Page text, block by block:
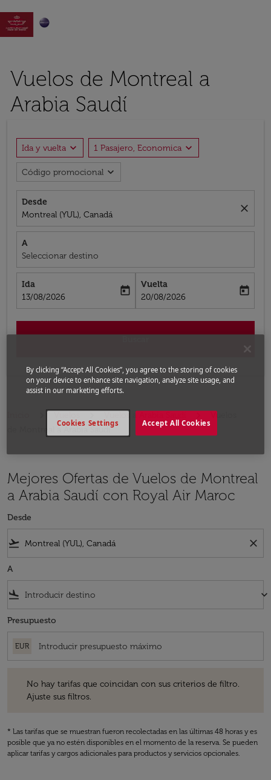

Vuelos de Montreal a
Arabia Saudí
Ida y vuelta expand_more 1 Pasajero, Economica expand_more
Código promocional expand_more
Desde
Montreal (YUL), Canadá
close
A
Seleccionar destino
Ida
fc-booking-departure-date-aria-label
13/08/2026
today
Vuelta
fc-booking-return-date-aria-label
20/08/2026
today
Vuelos a Arabia Saudí
Vuelos
Mejores Ofertas de Vuelos de Montreal
a Arabia Saudí con Royal Air Maroc
Desde
flight_takeoff close
A
flight_land keyboard_arrow_down
Presupuesto
EUR
No hay tarifas que coincidan con sus criterios de filtro.
Ajuste sus filtros.
* Las tarifas que se muestran fueron recolectadas en las últimas 48 horas y es
posible que ya no estén disponibles en el momento de la reserva. Se pueden
aplicar tarifas y cargos adicionales para productos y servicios opcionales.
By clicking “Accept All Cookies”, you agree to the storing of cookies
on your device to enhance site navigation, analyze site usage, and
assist in our marketing efforts.
Accept All Cookies
Cookies Settings